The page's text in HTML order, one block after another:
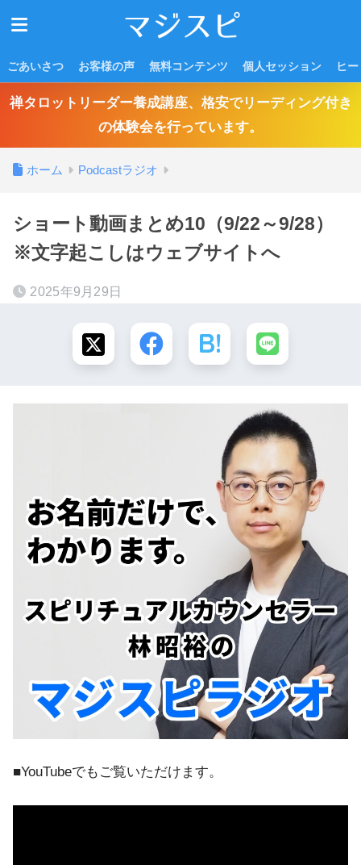
ごあいさつ お客様の声 無料コンテンツ 個人セッション ヒ
禅タロットリーダー養成講座、格安でリーディング付き
の体験会を行っています。
ホーム Podcastラジオ
ショート動画まとめ10（9/22～9/28）
※文字起こしはウェブサイトへ
2025年9月29日
■YouTubeでもご覧いただけます。